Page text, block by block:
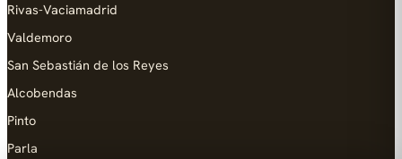
Rivas-Vaciamadrid
Valdemoro
San Sebastián de los Reyes
Alcobendas
Pinto
Parla